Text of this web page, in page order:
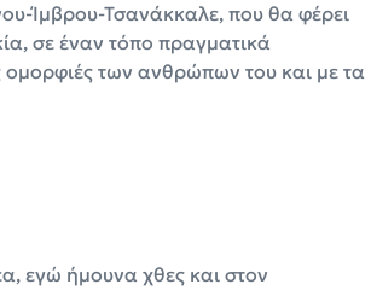
Ίμβρου-Τσανάκκαλε, που θα φέρει
σε έναν τόπο πραγματικά
ομορφιές των ανθρώπων του και με τα
εγώ ήμουνα χθες και στον